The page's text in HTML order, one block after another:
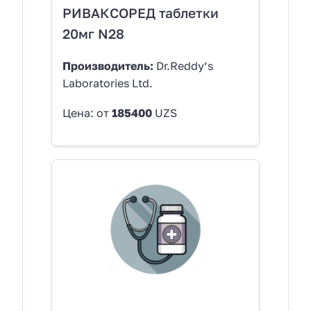
РИВАКСОРЕД таблетки
20мг N28
Производитель: Dr.Reddy’s
Laboratories Ltd.
Цена: от 185400 UZS